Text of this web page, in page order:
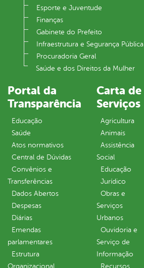
Esporte e Juventude
Finanças
Gabinete do Prefeito
Infraestrutura e Segurança Pública
Procuradoria Geral
Saúde e dos Direitos da Mulher
Portal da
Transparência
Educação
Saúde
Atos normativos
Central de Dúvidas
Convênios e
Transferências
Dados Abertos
Despesas
Diárias
Emendas
parlamentares
Estrutura
Organizacional
Carta de
Serviços
Agricultura
Animais
Assistência
Social
Educação
Jurídico
Obras e
Serviços
Urbanos
Ouvidoria e
Serviço de
Informação
Recursos